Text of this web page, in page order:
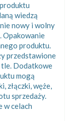
wiedzą
nowy i wolny
Opakowanie
produktu.
przedstawione
tle. Dodatkowe
mogą
złączki, węże,
sprzedaży.
w celach